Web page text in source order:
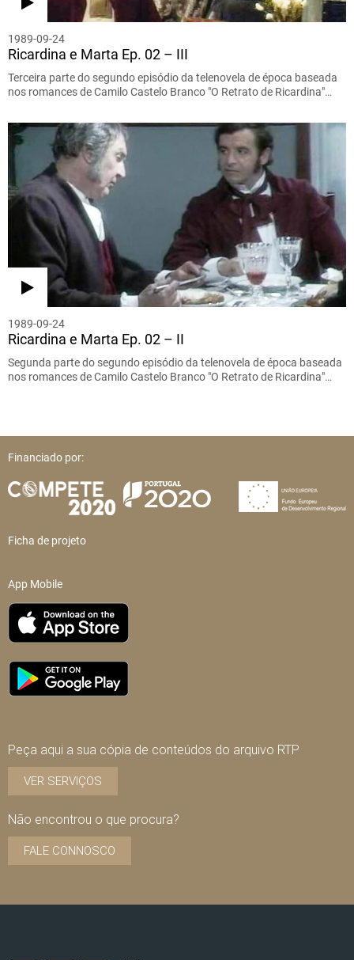
1989-09-24
Ricardina e Marta Ep. 02 – III
Terceira parte do segundo episódio da telenovela de época baseada
nos romances de Camilo Castelo Branco "O Retrato de Ricardina"…
1989-09-24
Ricardina e Marta Ep. 02 – II
Segunda parte do segundo episódio da telenovela de época baseada
nos romances de Camilo Castelo Branco "O Retrato de Ricardina"…
Financiado por:
Ficha de projeto
App Mobile
Peça aqui a sua cópia de conteúdos do arquivo RTP
VER SERVIÇOS
Não encontrou o que procura?
FALE CONNOSCO